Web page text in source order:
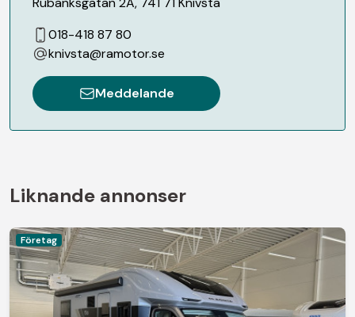
018-418 87 80
knivsta@ramotor.se
Meddelande
Liknande annonser
Företag